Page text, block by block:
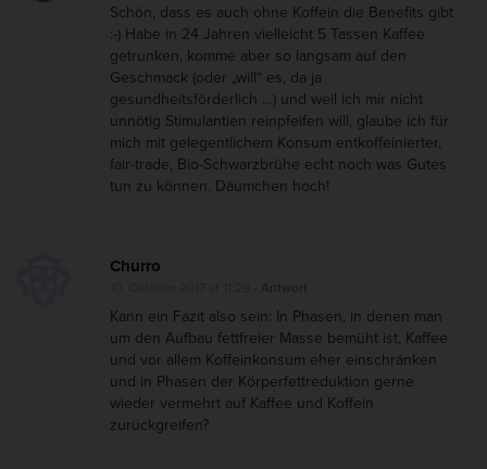
Schön, dass es auch ohne Koffein die Benefits gibt
:-) Habe in 24 Jahren vielleicht 5 Tassen Kaffee
getrunken, komme aber so langsam auf den
Geschmack (oder „will“ es, da ja
gesundheitsförderlich …) und weil ich mir nicht
unnötig Stimulantien reinpfeifen will, glaube ich für
mich mit gelegentlichem Konsum entkoffeinierter,
fair-trade, Bio-Schwarzbrühe echt noch was Gutes
tun zu können. Däumchen hoch!
Churro
- Antwort
Kann ein Fazit also sein: In Phasen, in denen man
um den Aufbau fettfreier Masse bemüht ist, Kaffee
und vor allem Koffeinkonsum eher einschränken
und in Phasen der Körperfettreduktion gerne
wieder vermehrt auf Kaffee und Koffein
zurückgreifen?